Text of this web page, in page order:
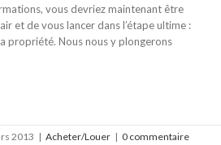
vous devriez maintenant être
et de vous lancer dans l’étape ultime :
propriété. Nous nous y plongerons
2013 | Acheter/Louer | 0 commentaire